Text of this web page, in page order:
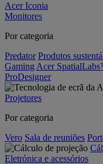
Acer Iconia
Monitores
Por categoria
Predator Produtos
Gaming Acer
ProDesigner
Projetores
Por categoria
Vero Sala de reuniões
Eletrónica e acessórios